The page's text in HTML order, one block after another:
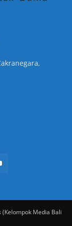
(Kelompok Media Bali